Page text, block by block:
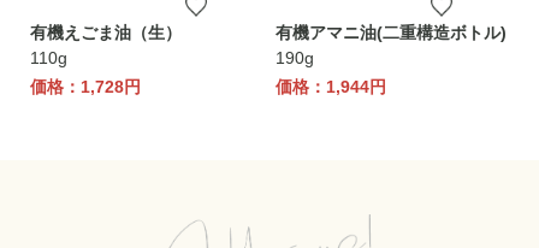
有機えごま油（生）
110g
価格：1,728円
有機アマニ油(二重構造ボトル)
190g
価格：1,944円